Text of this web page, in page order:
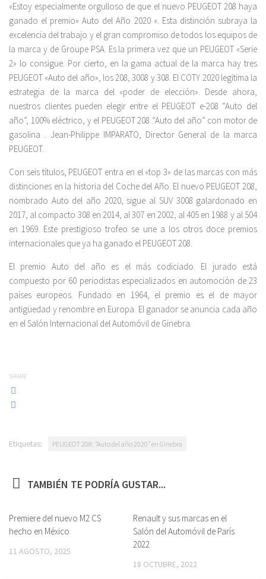
«Estoy especialmente orgulloso de que el nuevo PEUGEOT 208 haya
ganado el premio» Auto del Año 2020 «. Esta distinción subraya la
excelencia del trabajo y el gran compromiso de todos los equipos de
la marca y de Groupe PSA. Es la primera vez que un PEUGEOT «Serie
2» lo consigue. Por cierto, en la gama actual de la marca hay tres
PEUGEOT «Auto del año», los 208, 3008 y 308. El COTY 2020 legitima la
estrategia de la marca del «poder de elección». Desde ahora,
nuestros clientes pueden elegir entre el PEUGEOT e-208 “Auto del
año”, 100% eléctrico, y el PEUGEOT 208 “Auto del año” con motor de
gasolina . Jean-Philippe IMPARATO, Director General de la marca
PEUGEOT.
Con seis títulos, PEUGEOT entra en el «top 3» de las marcas con más
distinciones en la historia del Coche del Año. El nuevo PEUGEOT 208,
nombrado Auto del año 2020, sigue al SUV 3008 galardonado en
2017, al compacto 308 en 2014, al 307 en 2002, al 405 en 1988 y al 504
en 1969. Este prestigioso trofeo se une a los otros doce premios
internacionales que ya ha ganado el PEUGEOT 208.
El premio Auto del año es el más codiciado. El jurado está
compuesto por 60 periodistas especializados en automoción de 23
países europeos. Fundado en 1964, el premio es el de mayor
antigüedad y renombre en Europa. El ganador se anuncia cada año
en el Salón Internacional del Automóvil de Ginebra.
SHARE
Etiquetas: PEUGEOT 208: “Auto del año 2020” en Ginebra
TAMBIÉN TE PODRÍA GUSTAR...
Premiere del nuevo M2 CS
hecho en México
11 AGOSTO, 2025
Renault y sus marcas en el
Salón del Automóvil de París
2022
18 OCTUBRE, 2022